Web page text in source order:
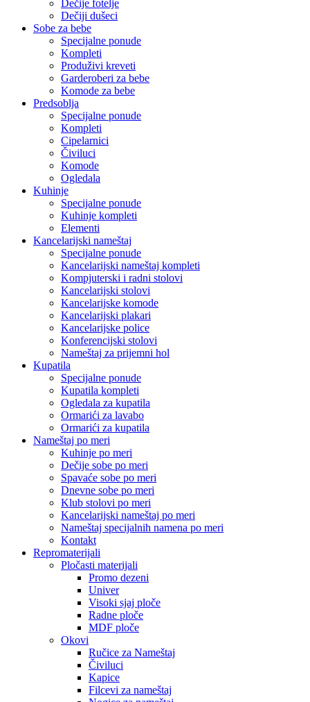
Dečije fotelje
Dečiji dušeci
Sobe za bebe
Specijalne ponude
Kompleti
Produživi kreveti
Garderoberi za bebe
Komode za bebe
Predsoblja
Specijalne ponude
Kompleti
Cipelarnici
Čiviluci
Komode
Ogledala
Kuhinje
Specijalne ponude
Kuhinje kompleti
Elementi
Kancelarijski nameštaj
Specijalne ponude
Kancelarijski nameštaj kompleti
Kompjuterski i radni stolovi
Kancelarijski stolovi
Kancelarijske komode
Kancelarijski plakari
Kancelarijske police
Konferencijski stolovi
Nameštaj za prijemni hol
Kupatila
Specijalne ponude
Kupatila kompleti
Ogledala za kupatila
Ormarići za lavabo
Ormarići za kupatila
Nameštaj po meri
Kuhinje po meri
Dečije sobe po meri
Spavaće sobe po meri
Dnevne sobe po meri
Klub stolovi po meri
Kancelarijski nameštaj po meri
Nameštaj specijalnih namena po meri
Kontakt
Repromaterijali
Pločasti materijali
Promo dezeni
Univer
Visoki sjaj ploče
Radne ploče
MDF ploče
Okovi
Ručice za Nameštaj
Čiviluci
Kapice
Filcevi za nameštaj